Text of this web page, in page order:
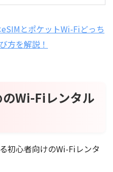
とポケットWi-Fiどっち
方を解説！
Wi-Fiレンタル
初心者向けのWi-Fiレンタ